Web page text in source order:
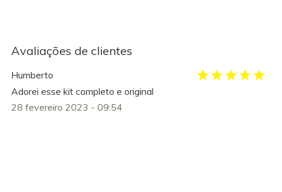
Avaliações de clientes
Humberto
Adorei esse kit completo e original
28 fevereiro 2023 - 09:54